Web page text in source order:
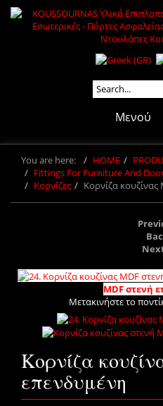
Μενού
You are here: HOME
Fittings For Furniture And
Κορνίζες
Κορνίζα
MDF στενή
Μετακινήστε το
Κορνίζα
επενδυμένη